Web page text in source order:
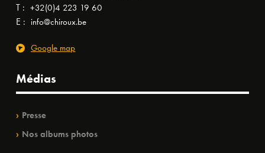
T : +32(0)4 223 19 60
E : info@chiroux.be
Google map
Médias
Presse
Nos albums photos